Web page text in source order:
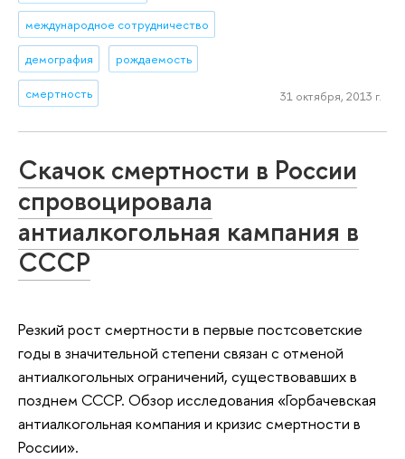
международное сотрудничество
демография рождаемость
смертность 31 октября, 2013 г.
Скачок смертности в России
спровоцировала
антиалкогольная кампания в
СССР
Резкий рост смертности в первые постсоветские
годы в значительной степени связан с отменой
антиалкогольных ограничений, существовавших в
позднем СССР. Обзор исследования «Горбачевская
антиалкогольная компания и кризис смертности в
России».